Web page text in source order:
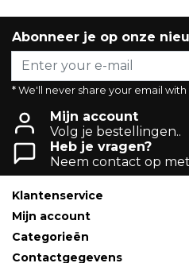
Abonneer je op onze
* We'll never share your email
Mijn account
Volg je bestellingen..
Heb je vragen?
Neem contact op met
Klantenservice
Mijn account
Categorieën
Contactgegevens